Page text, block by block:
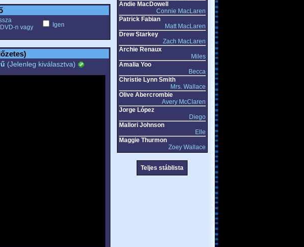
n vagy
Igen
(Jelenleg kiválasztva)
Andie MacDowell
Connie MacLaren
Patrick Fabian
Matt MacLaren
Drew Starkey
Zach MacLaren
Archie Renaux
Miles
Amalia Yoo
Becca
Christie Lynn Smith
Mrs. Wallace
Olive Abercrombie
Avery McClaren
Jorge López
Diego
Mallori Johnson
Elle
Maggie Thurmon
Zoey Wallace
Teljes stáblista